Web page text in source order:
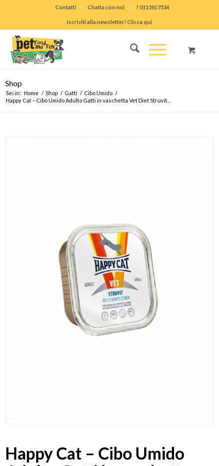
Contatti Chatta con noi ? 0115817534
Iscriviti alla newsletter! Clicca qui
Shop
Sei in: Home / Shop / Gatti / Cibo Umido /
Happy Cat – Cibo Umido Adulto Gatti in vaschetta Vet Diet Struvit...
Happy Cat – Cibo Umido